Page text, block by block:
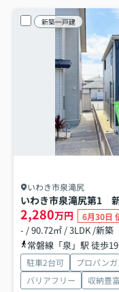
新築一戸建
いわき市泉滝尻
いわき市泉滝尻第1
2,280万円 6月30日
- / 90.72㎡ / 3LDK /新築
常磐線「泉」駅 徒歩
駐車2台可 プロパンガ
バリアフリー
収納豊富